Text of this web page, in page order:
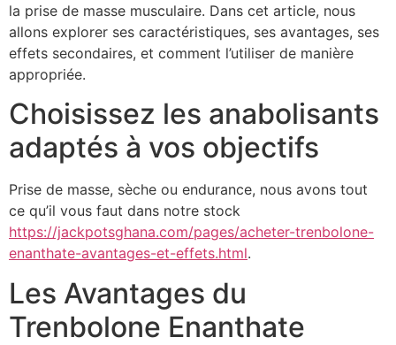
la prise de masse musculaire. Dans cet article, nous
allons explorer ses caractéristiques, ses avantages, ses
effets secondaires, et comment l’utiliser de manière
appropriée.
Choisissez les anabolisants
adaptés à vos objectifs
Prise de masse, sèche ou endurance, nous avons tout
ce qu’il vous faut dans notre stock
https://jackpotsghana.com/pages/acheter-trenbolone-
enanthate-avantages-et-effets.html.
Les Avantages du
Trenbolone Enanthate